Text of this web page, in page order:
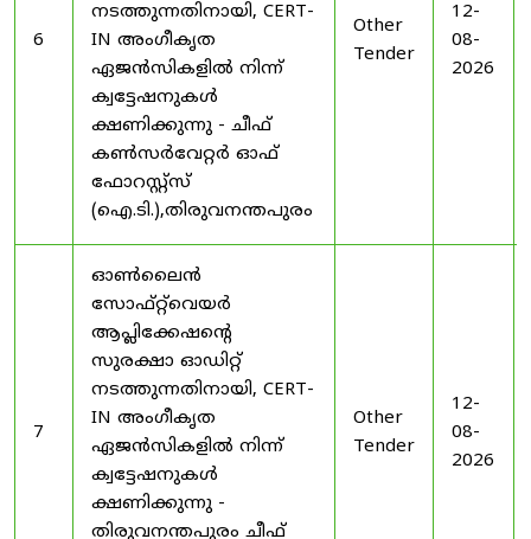
6
നടത്തുന്നതിനായി, CERT-
IN അംഗീകൃത
ഏജൻസികളിൽ നിന്ന്
ക്വട്ടേഷനുകൾ
ക്ഷണിക്കുന്നു - ചീഫ്
കൺസർവേറ്റർ ഓഫ്
ഫോറസ്റ്റ്സ്
(ഐ.ടി.),തിരുവനന്തപുരം
Other
Tender
12-
08-
2026
7
ഓൺലൈൻ
സോഫ്റ്റ്‌വെയർ
ആപ്ലിക്കേഷന്റെ
സുരക്ഷാ ഓഡിറ്റ്
നടത്തുന്നതിനായി, CERT-
IN അംഗീകൃത
ഏജൻസികളിൽ നിന്ന്
ക്വട്ടേഷനുകൾ
ക്ഷണിക്കുന്നു -
തിരുവനന്തപുരം ചീഫ്
Other
Tender
12-
08-
2026